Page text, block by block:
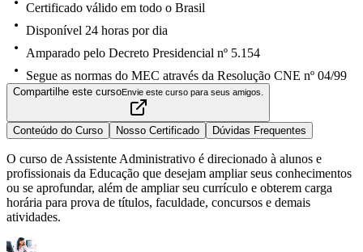
Certificado válido em todo o Brasil
Disponível 24 horas por dia
Amparado pelo Decreto Presidencial nº 5.154
Segue as normas do MEC através da Resolução CNE nº 04/99
Compartilhe este cursoEnvie este curso para seus amigos.
Conteúdo do Curso Nosso Certificado Dúvidas Frequentes
O curso de Assistente Administrativo é direcionado à alunos e
profissionais da Educação que desejam ampliar seus conhecimentos
ou se aprofundar, além de ampliar seu currículo e obterem carga
horária para prova de títulos, faculdade, concursos e demais
atividades.